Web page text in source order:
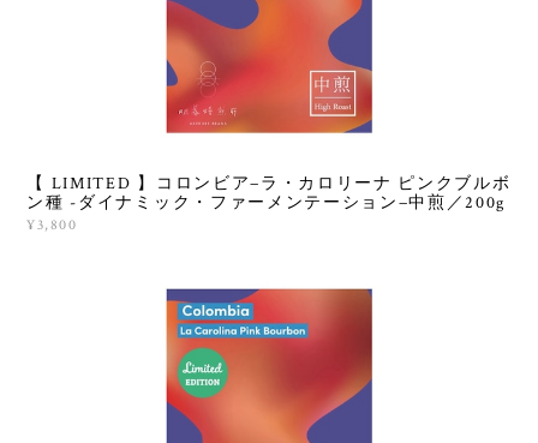
【 LIMITED 】コロンビア−ラ・カロリーナ ピンクブルボ
ン種 -ダイナミック・ファーメンテーション−中煎／200g
¥3,800